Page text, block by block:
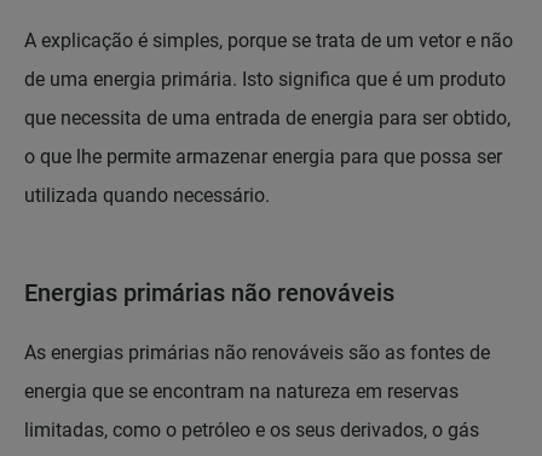
A explicação é simples, porque se trata de um vetor e não
de uma energia primária. Isto significa que é um produto
que necessita de uma entrada de energia para ser obtido,
o que lhe permite armazenar energia para que possa ser
utilizada quando necessário.
Energias primárias não renováveis
As energias primárias não renováveis são as fontes de
energia que se encontram na natureza em reservas
limitadas, como o petróleo e os seus derivados, o gás